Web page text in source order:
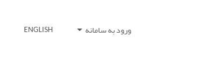
ورود به سامانه ENGLISH